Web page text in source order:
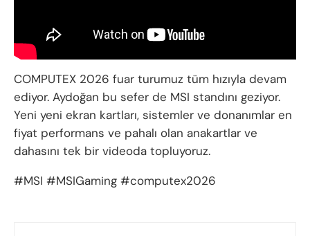
COMPUTEX 2026 fuar turumuz tüm hızıyla devam
ediyor. Aydoğan bu sefer de MSI standını geziyor.
Yeni yeni ekran kartları, sistemler ve donanımlar en
fiyat performans ve pahalı olan anakartlar ve
dahasını tek bir videoda topluyoruz.
#MSI #MSIGaming #computex2026